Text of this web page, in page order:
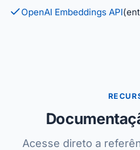
OpenAI Embeddings API
Acesse direto a